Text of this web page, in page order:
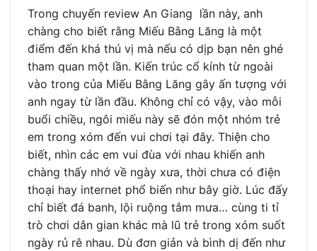
Trong chuyến review An Giang lần này, anh
chàng cho biết rằng Miếu Bằng Lăng là một
điểm đến khá thú vị mà nếu có dịp bạn nên ghé
tham quan một lần. Kiến trúc cổ kính từ ngoài
vào trong của Miếu Bằng Lăng gây ấn tượng với
anh ngay từ lần đầu. Không chỉ có vậy, vào mỗi
buổi chiều, ngôi miếu này sẽ đón một nhóm trẻ
em trong xóm đến vui chơi tại đây. Thiện cho
biết, nhìn các em vui đùa với nhau khiến anh
chàng thấy nhớ về ngày xưa, thời chưa có điện
thoại hay internet phổ biến như bây giờ. Lúc đấy
chỉ biết đá banh, lội ruộng tắm mưa… cùng ti tỉ
trò chơi dân gian khác mà lũ trẻ trong xóm suốt
ngày rủ rê nhau. Dù đơn giản và bình dị đến như